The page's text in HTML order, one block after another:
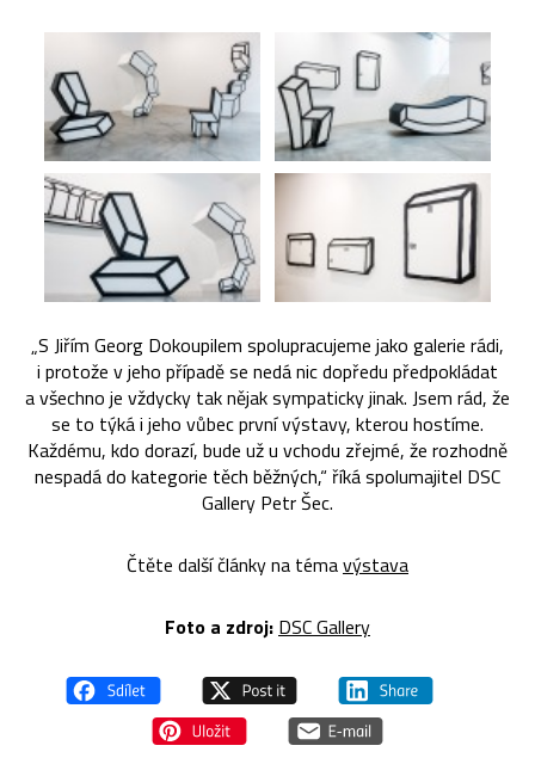
„S Jiřím Georg Dokoupilem spolupracujeme jako galerie rádi,
i protože v jeho případě se nedá nic dopředu předpokládat
a všechno je vždycky tak nějak sympaticky jinak. Jsem rád, že
se to týká i jeho vůbec první výstavy, kterou hostíme.
Každému, kdo dorazí, bude už u vchodu zřejmé, že rozhodně
nespadá do kategorie těch běžných,“ říká spolumajitel DSC
Gallery Petr Šec.
Čtěte další články na témavýstava
Foto a zdroj: DSC Gallery